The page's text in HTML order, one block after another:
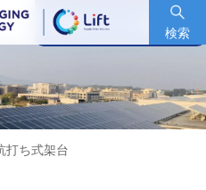
検索
銘柄コード : 600153.SH
打ち式架台